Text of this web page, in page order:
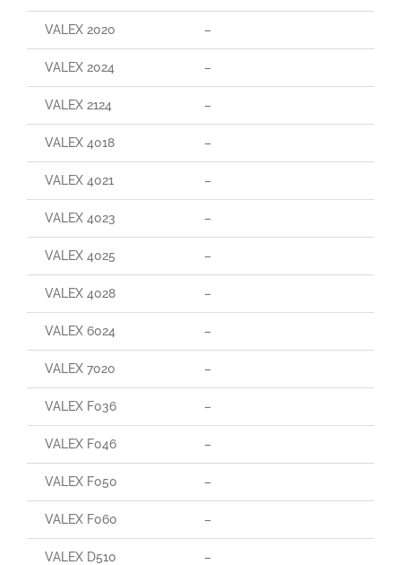
VALEX 2020 –
VALEX 2024 –
VALEX 2124 –
VALEX 4018 –
VALEX 4021 –
VALEX 4023 –
VALEX 4025 –
VALEX 4028 –
VALEX 6024 –
VALEX 7020 –
VALEX F036 –
VALEX F046 –
VALEX F050 –
VALEX F060 –
VALEX D510 –